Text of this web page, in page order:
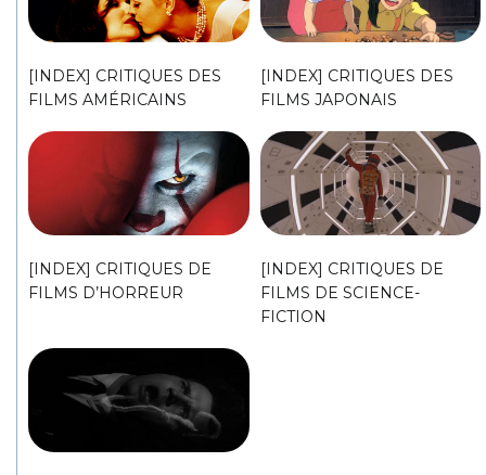
[INDEX] CRITIQUES DES
FILMS AMÉRICAINS
[INDEX] CRITIQUES DES
FILMS JAPONAIS
[INDEX] CRITIQUES DE
FILMS D’HORREUR
[INDEX] CRITIQUES DE
FILMS DE SCIENCE-
FICTION